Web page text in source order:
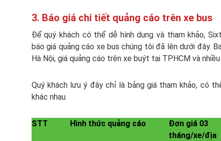
3. Báo giá chi tiết quảng cáo trên xe bus
Để quý khách có thể dễ hình dung và tham khảo,
báo giá quảng cáo xe bus chúng tôi đã lên dưới đây.
Hà Nội, giá quảng cáo trên xe buýt tại TPHCM và
Quý khách lưu ý đây chỉ là bảng giá tham khảo, có
khác nhau.
STT Hình thức quảng cáo
Đơn giá 03
tháng/xe/địa